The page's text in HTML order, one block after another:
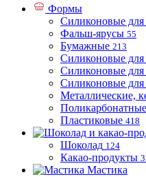
Формы
Силиконовые
Фальш-ярусы 55
Бумажные 213
Силиконовые для
Силиконовые
Силиконовые для
Металлические,
Поликарбонатные
Пластиковые 418
Шоколад 124
Какао-продукты
Мастика